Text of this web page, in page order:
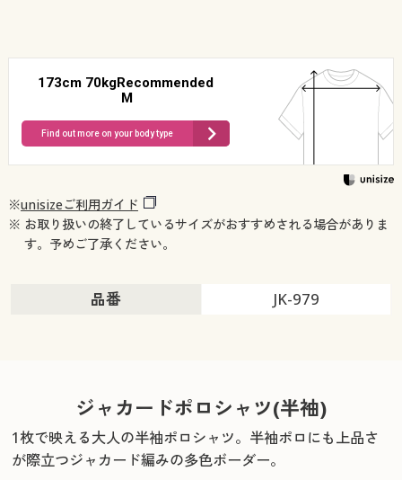
173cm 70kgRecommended
M
Find out more on your body type
※unisizeご利用ガイド
※ お取り扱いの終了しているサイズがおすすめされる場合がありま
す。予めご了承ください。
品番 JK-979
ジャカードポロシャツ(半袖)
1枚で映える大人の半袖ポロシャツ。 半袖ポロにも上品さ
が際立つジャカード編みの多色ボーダー。